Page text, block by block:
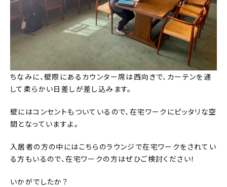
ちなみに、壁際にあるカウンター席は西向きで、カーテンを通
して柔らかい日差しが差し込みます。
壁にはコンセントもついているので、在宅ワークにピッタリな空
間となっていますよ。
入居者の方の中にはこちらのラウンジで在宅ワークをされてい
る方もいるので、在宅ワークの方はぜひご検討ください！
いかがでしたか？